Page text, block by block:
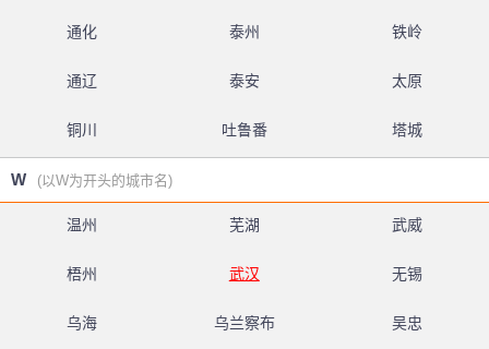
通化 泰州 铁岭
通辽 泰安 太原
铜川 吐鲁番 塔城
W (以W为开头的城市名)
温州 芜湖 武威
梧州 武汉 无锡
乌海 乌兰察布 吴忠